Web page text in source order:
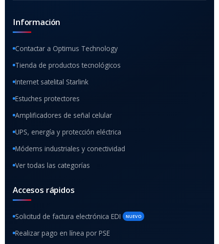
Información
Contactar a Optimus Technology
Tienda de productos tecnológicos
Internet satelital Starlink
Estuches protectores
Amplificadores de señal celular
UPS, energía y protección eléctrica
Módems industriales y conectividad
Ver todas las categorías
Accesos rápidos
Solicitud de factura electrónica EDI NUEVO
Realizar pago en línea por PSE